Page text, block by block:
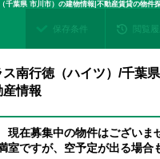
千葉県 市川市）の建物情報|不動産賃貸の物件
保存条件 閲覧
南行徳（ハイツ）/千葉
情報
現在募集中の物件はございま
室ですが、空予定が出る場合